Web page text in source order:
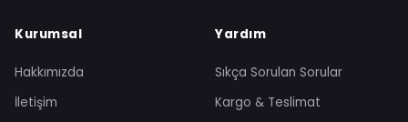
Kurumsal
Hakkımızda
İletişim
Yardım
Sıkça Sorulan Sorular
Kargo & Teslimat